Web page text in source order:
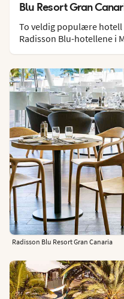
Blu Resort Gran
To veldig populære hotell
Radisson Blu-hotellene i
Radisson Blu Resort Gran Canaria